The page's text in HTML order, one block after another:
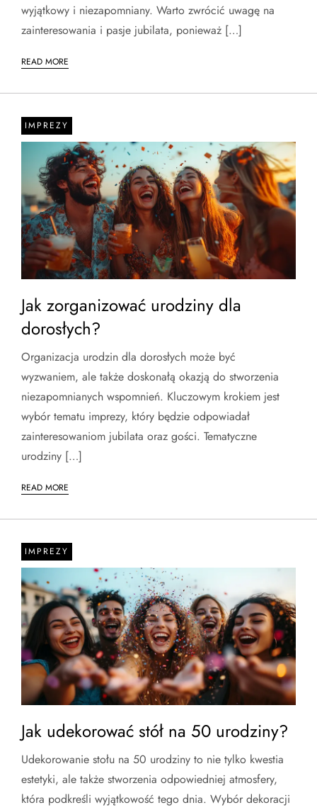
wyjątkowy i niezapomniany. Warto zwrócić uwagę na
zainteresowania i pasje jubilata, ponieważ […]
READ MORE
IMPREZY
Jak zorganizować urodziny dla
dorosłych?
Organizacja urodzin dla dorosłych może być
wyzwaniem, ale także doskonałą okazją do stworzenia
niezapomnianych wspomnień. Kluczowym krokiem jest
wybór tematu imprezy, który będzie odpowiadał
zainteresowaniom jubilata oraz gości. Tematyczne
urodziny […]
READ MORE
IMPREZY
Jak udekorować stół na 50 urodziny?
Udekorowanie stołu na 50 urodziny to nie tylko kwestia
estetyki, ale także stworzenia odpowiedniej atmosfery,
która podkreśli wyjątkowość tego dnia. Wybór dekoracji